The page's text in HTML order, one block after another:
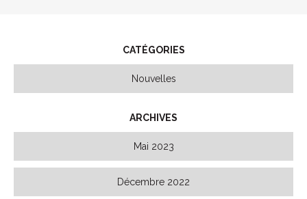
CATÉGORIES
Nouvelles
ARCHIVES
Mai 2023
Décembre 2022